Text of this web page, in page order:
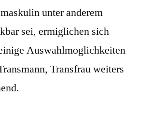
unter anderem
sei, ermiglichen sich
Auswahlmoglichkeiten
Transfrau weiters